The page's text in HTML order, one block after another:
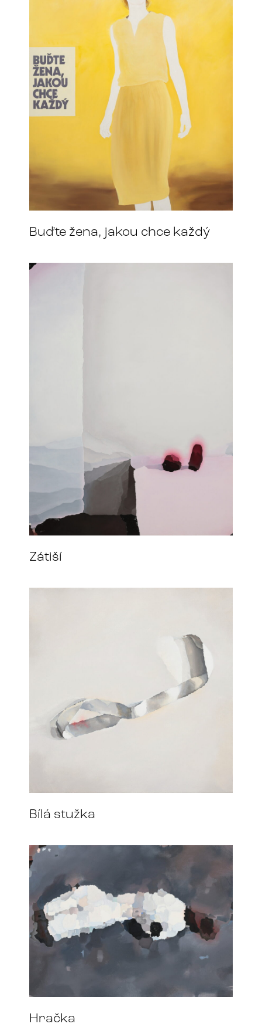
Buďte žena, jakou chce každý
Zátiší
Bílá stužka
Hračka